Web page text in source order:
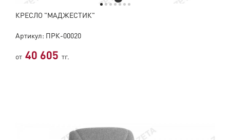
КРЕСЛО "МАДЖЕСТИК"
Артикул: ПРК-00020
от 40 605 тг.